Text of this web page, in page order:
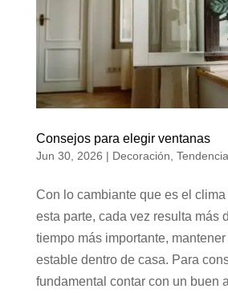
Consejos para elegir ventanas
Jun 30, 2026 | Decoración
Con lo cambiante que es el
esta parte, cada vez resulta más
tiempo más importante,
estable dentro de casa. Para
fundamental contar con un buen